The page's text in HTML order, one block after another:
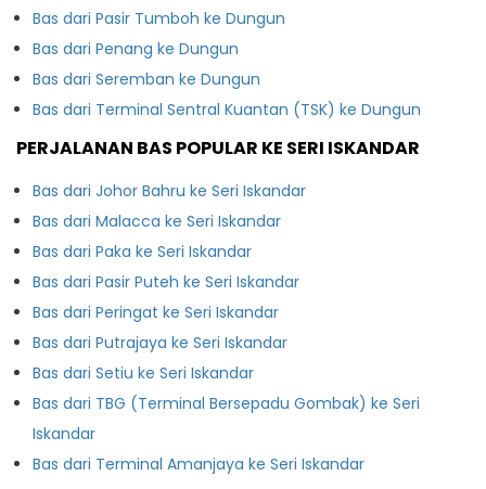
Bas dari Pasir Tumboh ke Dungun
Bas dari Penang ke Dungun
Bas dari Seremban ke Dungun
Bas dari Terminal Sentral Kuantan (TSK) ke Dungun
PERJALANAN BAS POPULAR KE SERI ISKANDAR
Bas dari Johor Bahru ke Seri Iskandar
Bas dari Malacca ke Seri Iskandar
Bas dari Paka ke Seri Iskandar
Bas dari Pasir Puteh ke Seri Iskandar
Bas dari Peringat ke Seri Iskandar
Bas dari Putrajaya ke Seri Iskandar
Bas dari Setiu ke Seri Iskandar
Bas dari TBG (Terminal Bersepadu Gombak) ke Seri
Iskandar
Bas dari Terminal Amanjaya ke Seri Iskandar